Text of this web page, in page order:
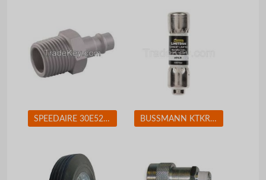
SPEEDAIRE 30E524 Coupler Plug (M)NPT 1/4 Aluminum BUSSMANN KTKR3 Fuse 3A Class CC KTK-R 600VAC